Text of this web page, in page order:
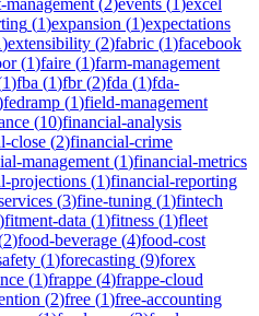
(1)expansion (1)expectations
)extensibility (2)fabric (1)facebook
(1)faire (1)farm-management
1)fba (1)fbr(2)fda (1)fda-
fedramp (1)field-management
(10)financial-analysis
close (2)financial-crime
management (1)financial-metrics
projections (1)financial-reporting
(3)fine-tuning (1)fintech
)fitment-data (1)fitness (1)fleet
2)food-beverage (4)food-cost
(1)forecasting (9)forex
(1)frappe (4)frappe-cloud
(2)free (1)free-accounting